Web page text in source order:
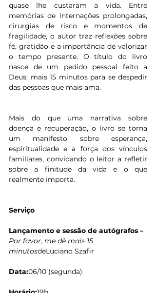
quase lhe custaram a vida. Entre
memórias de internações prolongadas,
cirurgias de risco e momentos de
fragilidade, o autor traz reflexões sobre
fé, gratidão e a importância de valorizar
o tempo presente. O título do livro
nasce de um pedido pessoal feito a
Deus: mais 15 minutos para se despedir
das pessoas que mais ama.
Mais do que uma narrativa sobre
doença e recuperação, o livro se torna
um manifesto sobre esperança,
espiritualidade e a força dos vínculos
familiares, convidando o leitor a refletir
sobre a finitude da vida e o que
realmente importa.
Serviço
Lançamento e sessão de autógrafos –
Por favor, me dê mais 15
minutosdeLuciano Szafir
Data:06/10 (segunda)